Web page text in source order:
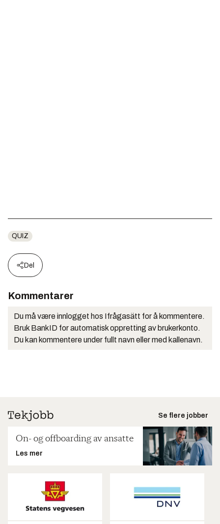
QUIZ
Del
Kommentarer
Du må være innlogget hos Ifrågasätt for å kommentere.
Bruk BankID for automatisk oppretting av brukerkonto.
Du kan kommentere under fullt navn eller med kallenavn.
Se flere jobber
On- og offboarding av ansatte
Les mer